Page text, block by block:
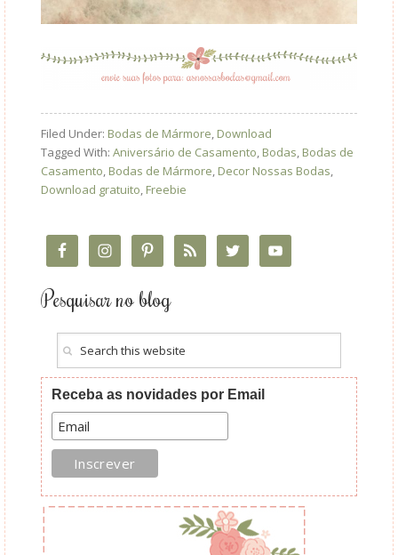
Filed Under: Bodas de Mármore, Download
Tagged With: Aniversário de Casamento, Bodas, Bodas de
Casamento, Bodas de Mármore, Decor Nossas Bodas,
Download gratuito, Freebie
Pesquisar no blog
Receba as novidades por Email